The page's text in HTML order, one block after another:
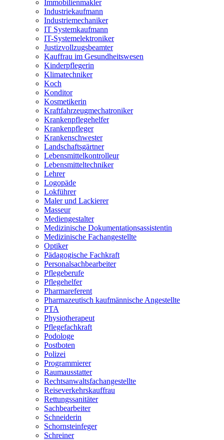
Immobilienmakler
Industriekaufmann
Industriemechaniker
IT Systemkaufmann
IT-Systemelektroniker
Justizvollzugsbeamter
Kauffrau im Gesundheitswesen
Kinderpflegerin
Klimatechniker
Koch
Konditor
Kosmetikerin
Kraftfahrzeugmechatroniker
Krankenpflegehelfer
Krankenpfleger
Krankenschwester
Landschaftsgärtner
Lebensmittelkontrolleur
Lebensmitteltechniker
Lehrer
Logopäde
Lokführer
Maler und Lackierer
Masseur
Mediengestalter
Medizinische Dokumentationsassistentin
Medizinische Fachangestellte
Optiker
Pädagogische Fachkraft
Personalsachbearbeiter
Pflegeberufe
Pflegehelfer
Pharmareferent
Pharmazeutisch kaufmännische Angestellte
PTA
Physiotherapeut
Pflegefachkraft
Podologe
Postboten
Polizei
Programmierer
Raumausstatter
Rechtsanwaltsfachangestellte
Reiseverkehrskauffrau
Rettungssanitäter
Sachbearbeiter
Schneiderin
Schornsteinfeger
Schreiner